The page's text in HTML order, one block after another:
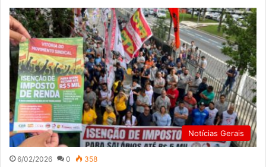
Notícias Gerais
6/02/2026 0 358